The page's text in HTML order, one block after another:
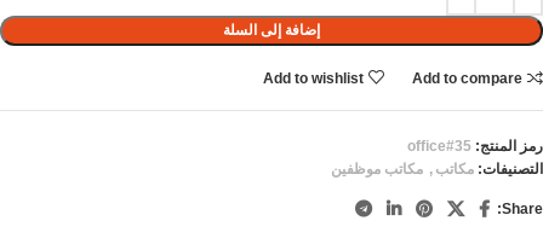
إضافة إلى السلة
Add to compare
Add to wishlist
رمز المنتج: office#35
التصنيفات: مكاتب , مكاتب موظفين
Share: